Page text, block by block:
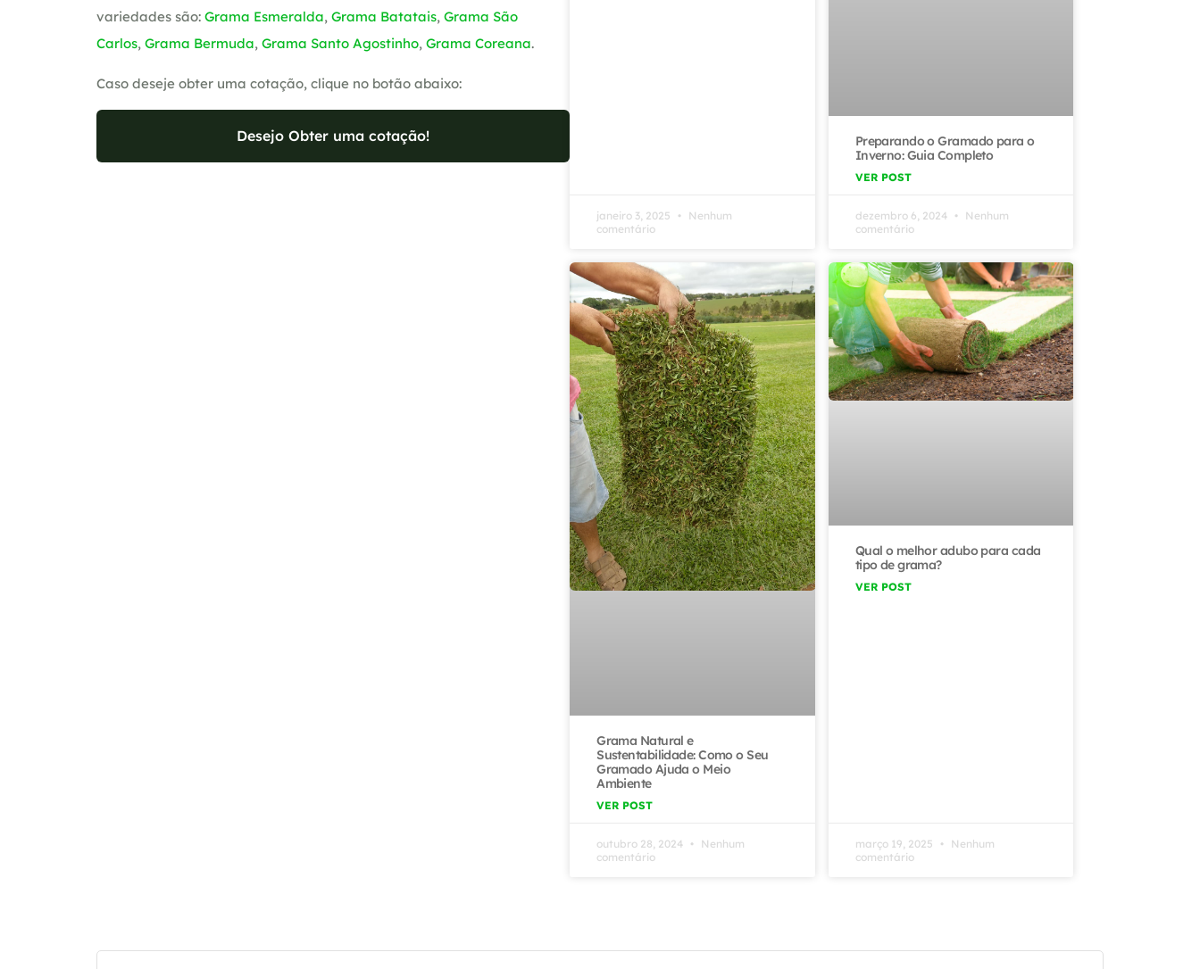
variedades são: Grama Esmeralda, Grama Batatais, Grama São
Carlos, Grama Bermuda, Grama Santo Agostinho, Grama Coreana.
Caso deseje obter uma cotação, clique no botão abaixo:
Desejo Obter uma cotação!
janeiro 3, 2025
Nenhum
comentário
Preparando o Gramado para o
Inverno: Guia Completo
VER POST
dezembro 6, 2024
Nenhum
comentário
Grama Natural e
Sustentabilidade: Como o Seu
Gramado Ajuda o Meio
Ambiente
VER POST
outubro 28, 2024
Nenhum
comentário
Qual o melhor adubo para cada
tipo de grama?
VER POST
março 19, 2025
Nenhum
comentário